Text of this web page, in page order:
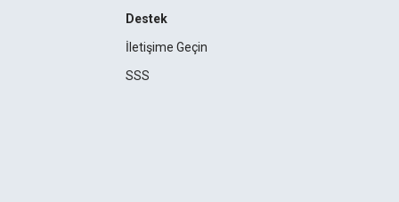
Destek
İletişime Geçin
SSS